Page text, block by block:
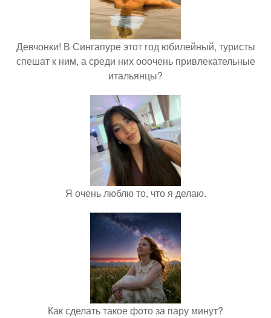
Девчонки! В Сингапуре этот год юбилейный, туристы
спешат к ним, а среди них ооочень привлекательные
итальянцы?
Я очень люблю то, что я делаю.
Как сделать такое фото за пару минут?